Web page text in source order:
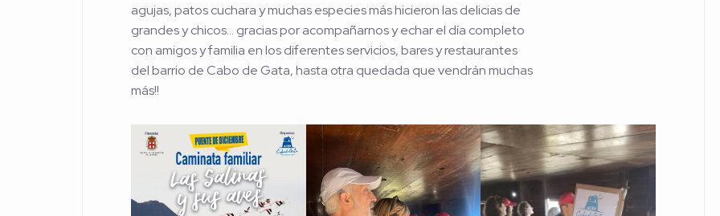
agujas, patos cuchara y muchas especies más hicieron las delicias de
grandes y chicos… gracias por acompañarnos y echar el día completo
con amigos y familia en los diferentes servicios, bares y restaurantes
del barrio de Cabo de Gata, hasta otra quedada que vendrán muchas
más!!